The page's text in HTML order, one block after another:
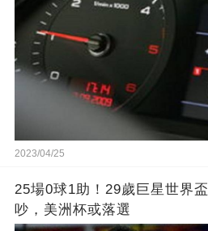
2023/04/25
25場0球1助！29歲巨星世界
吵，美洲杯或落選